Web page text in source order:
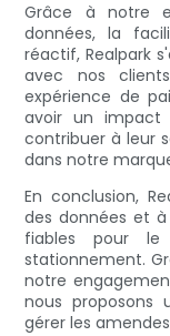
Grâce à notre
données, la
réactif, Realpark
avec nos
expérience de
avoir un
contribuer à leur
dans notre
En conclusion,
des données et
fiables pour le
stationnement.
notre
nous proposons
gérer les